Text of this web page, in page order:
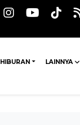
HIBURAN LAINNYA